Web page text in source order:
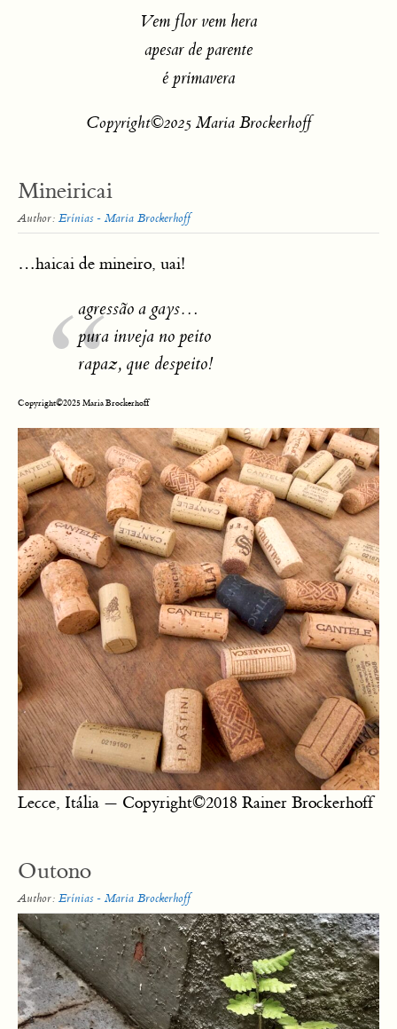
Vem flor vem hera
apesar de parente
é primavera
Copyright©2025 Maria Brockerhoff
Mineiricai
Author: Erínias - Maria Brockerhoff
…haicai de mineiro, uai!
agressão a gays…
pura inveja no peito
rapaz, que despeito!
Copyright©2025 Maria Brockerhoff
Lecce, Itália — Copyright©2018 Rainer Brockerhoff
Outono
Author: Erínias - Maria Brockerhoff